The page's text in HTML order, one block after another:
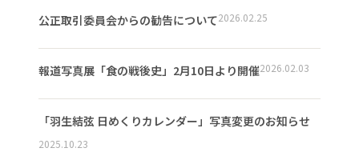
公正取引委員会からの勧告について2026.02.25
報道写真展「食の戦後史」2月10日より開催2026.02.03
「羽生結弦 日めくりカレンダー」写真変更のお知らせ
2025.10.23